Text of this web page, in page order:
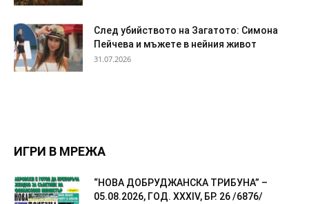
След убийството на Загатото: Симона
Пейчева и мъжете в нейния живот
31.07.2026
ИГРИ В МРЕЖА
“НОВА ДОБРУДЖАНСКА ТРИБУНА” –
05.08.2026, ГОД. XXХIV, БР. 26 /6876/